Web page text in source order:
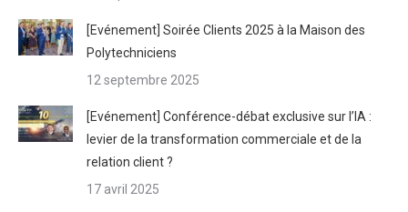
[Evénement] Soirée Clients 2025 à la Maison des
Polytechniciens
12 septembre 2025
[Evénement] Conférence-débat exclusive sur l’IA :
levier de la transformation commerciale et de la
relation client ?
17 avril 2025